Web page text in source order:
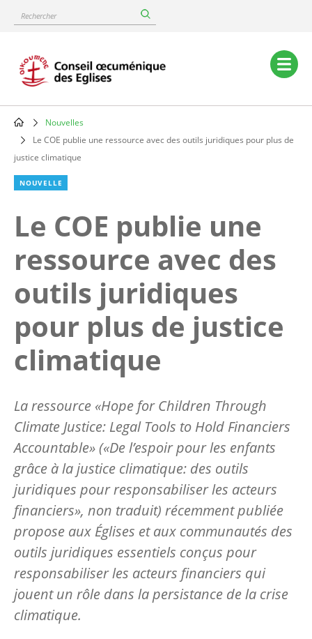
content
Rechercher
Main
navigation
Breadcrumb
Nouvelles
Le COE publie une ressource avec des outils juridiques pour plus de
justice climatique
NOUVELLE
Le COE publie une
ressource avec des
outils juridiques
pour plus de justice
climatique
La ressource «Hope for Children Through
Climate Justice: Legal Tools to Hold Financiers
Accountable» («De l’espoir pour les enfants
grâce à la justice climatique: des outils
juridiques pour responsabiliser les acteurs
financiers», non traduit) récemment publiée
propose aux Églises et aux communautés des
outils juridiques essentiels conçus pour
responsabiliser les acteurs financiers qui
jouent un rôle dans la persistance de la crise
climatique.